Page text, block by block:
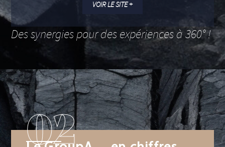
VOIR LE SITE +
Des synergies pour des expériences à 360° !
02